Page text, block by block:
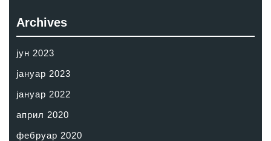
Archives
јун 2023
јануар 2023
јануар 2022
април 2020
фебруар 2020